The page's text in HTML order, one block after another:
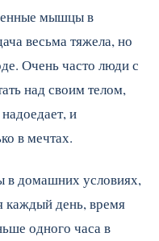
мышцы в
весьма тяжела, но
Очень часто люди с
над своим телом,
и
в мечтах.
в домашних условиях,
каждый день, время
одного часа в